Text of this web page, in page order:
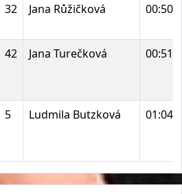
32 Jana Růžičková
42 Jana Turečková
5 Ludmila Butzková